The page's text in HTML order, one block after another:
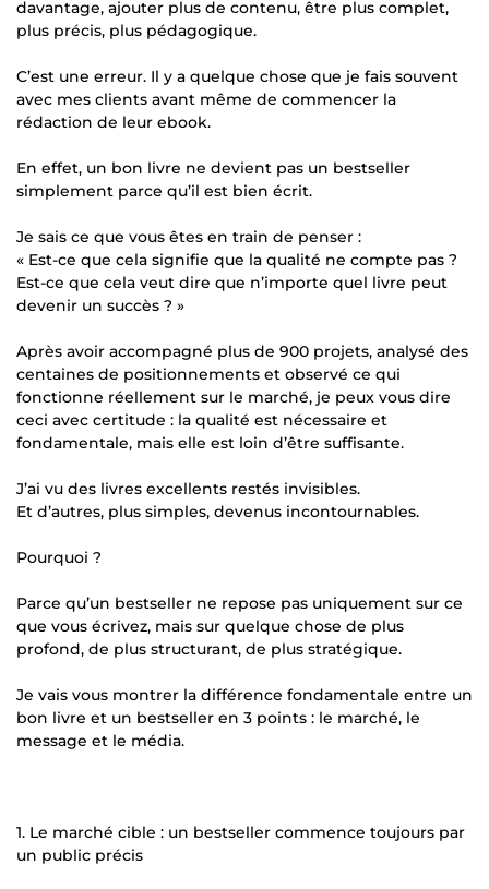
davantage, ajouter plus de contenu, être plus complet,
plus précis, plus pédagogique.
C’est une erreur. Il y a quelque chose que je fais souvent
avec mes clients avant même de commencer la
rédaction de leur ebook.
En effet, un bon livre ne devient pas un bestseller
simplement parce qu’il est bien écrit.
Je sais ce que vous êtes en train de penser :
« Est-ce que cela signifie que la qualité ne compte pas ?
Est-ce que cela veut dire que n’importe quel livre peut
devenir un succès ? »
Après avoir accompagné plus de 900 projets, analysé des
centaines de positionnements et observé ce qui
fonctionne réellement sur le marché, je peux vous dire
ceci avec certitude : la qualité est nécessaire et
fondamentale, mais elle est loin d’être suffisante.
J’ai vu des livres excellents restés invisibles.
Et d’autres, plus simples, devenus incontournables.
Pourquoi ?
Parce qu’un bestseller ne repose pas uniquement sur ce
que vous écrivez, mais sur quelque chose de plus
profond, de plus structurant, de plus stratégique.
Je vais vous montrer la différence fondamentale entre un
bon livre et un bestseller en 3 points : le marché, le
message et le média.
1. Le marché cible : un bestseller commence toujours par
un public précis